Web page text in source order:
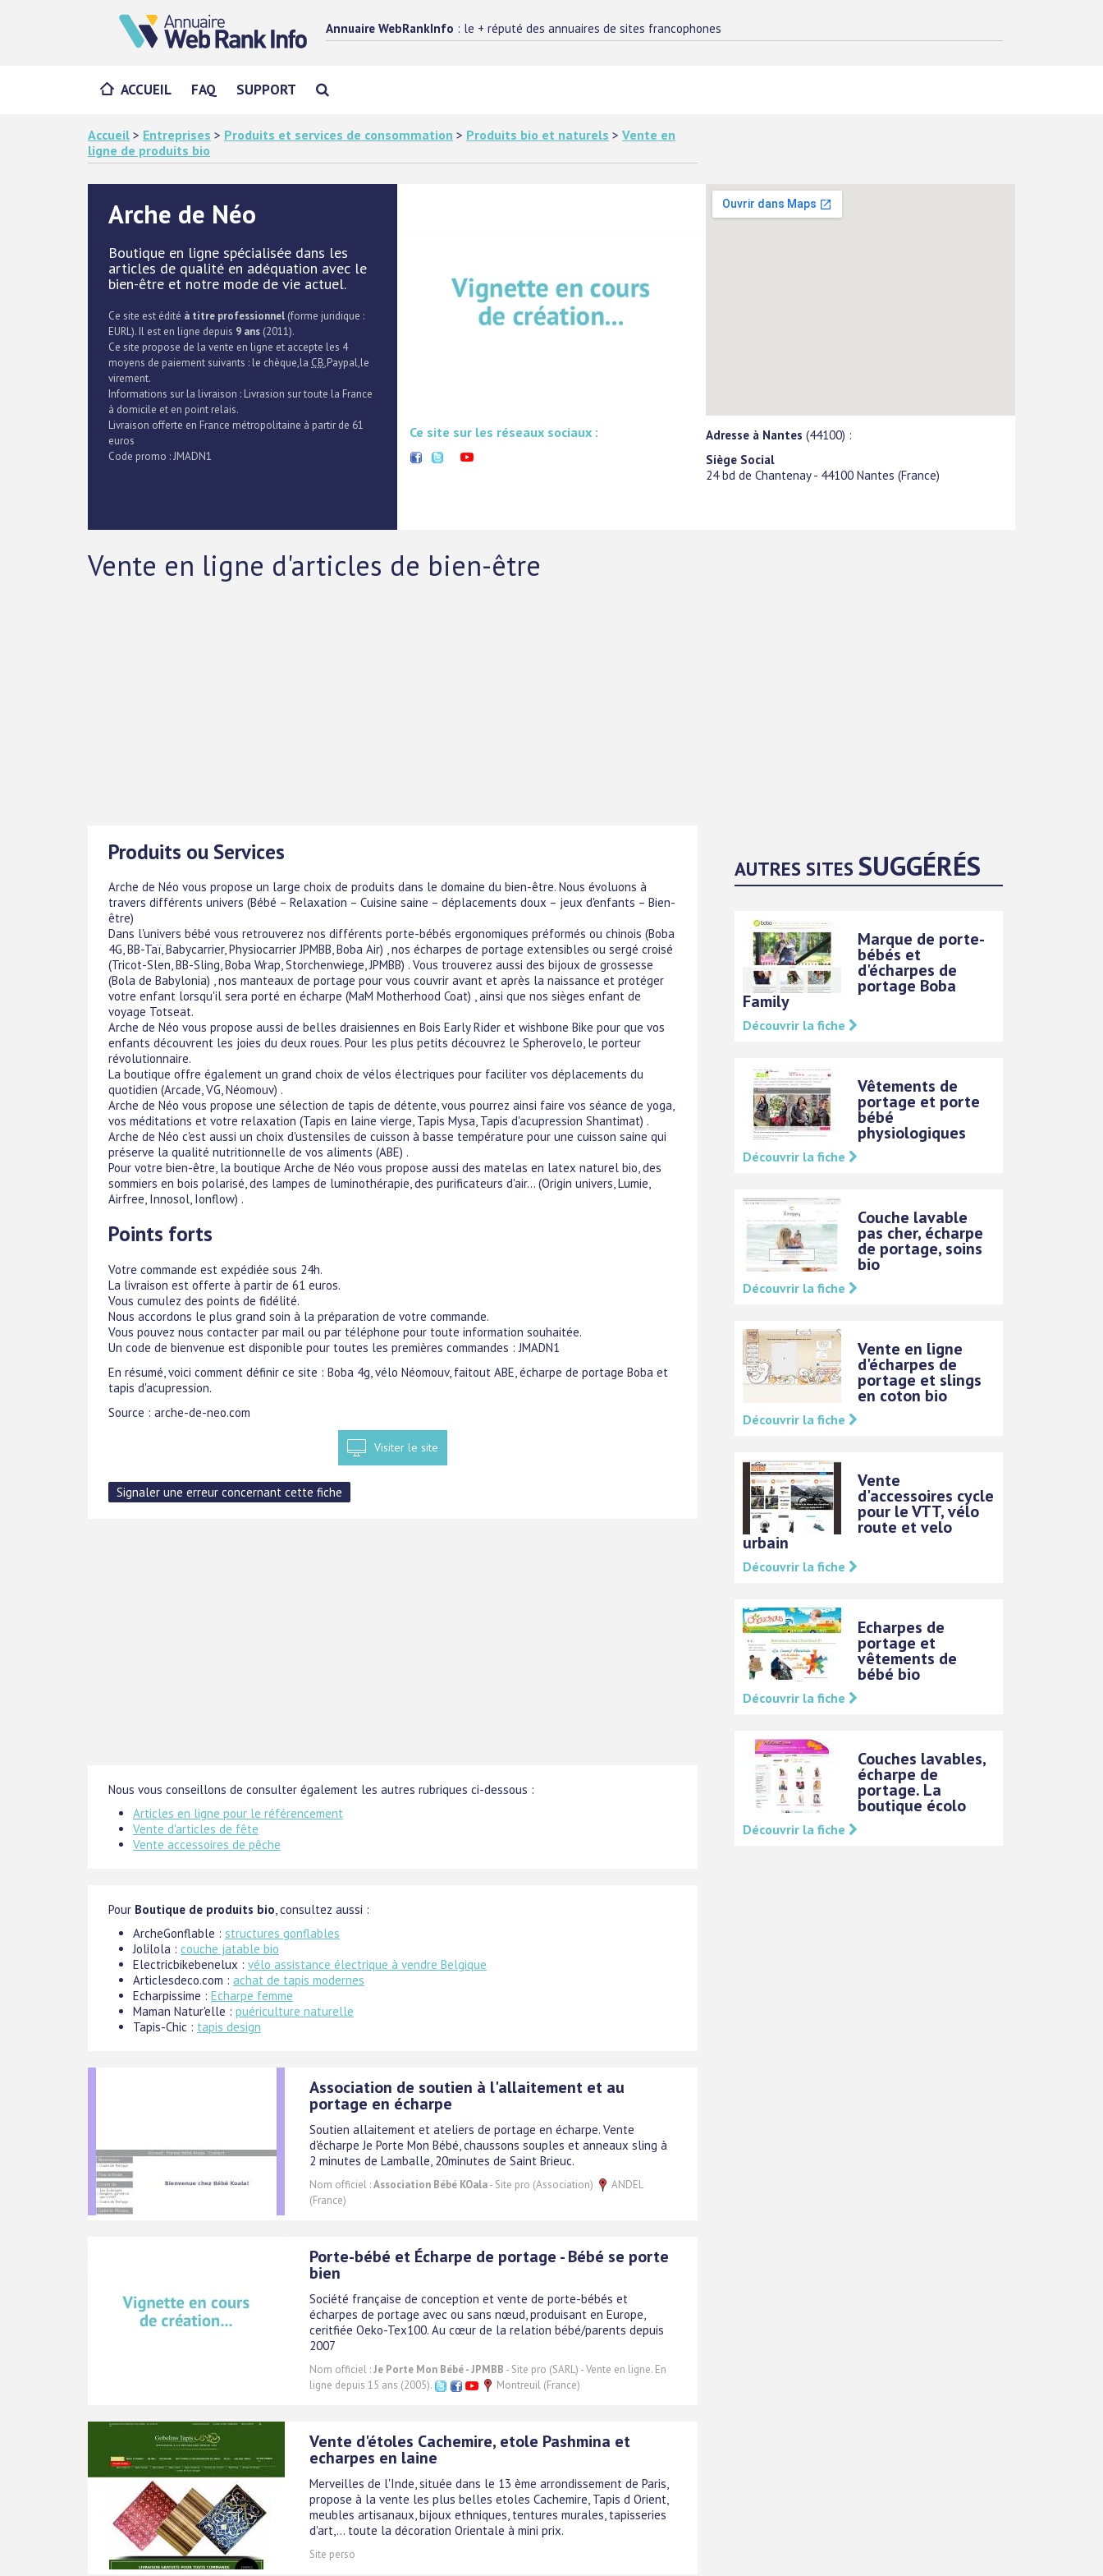
Annuaire WebRankInfo : le + réputé des annuaires de sites francophones
ACCUEIL FAQ SUPPORT
Accueil > Entreprises > Produits et services de consommation > Produits bio et naturels > Vente en
ligne de produits bio
Arche de Néo
Boutique en ligne spécialisée dans les
articles de qualité en adéquation avec le
bien-être et notre mode de vie actuel.
Ce site est édité à titre professionnel (forme juridique :
EURL). Il est en ligne depuis 9 ans (2011).
Ce site propose de la vente en ligne et accepte les 4
moyens de paiement suivants : le chèque,la CB,Paypal,le
virement.
Informations sur la livraison : Livrasion sur toute la France
à domicile et en point relais.
Livraison offerte en France métropolitaine à partir de 61
euros
Code promo : JMADN1
Ce site sur les réseaux sociaux : Adresse à Nantes (44100) :
Siège Social
24 bd de Chantenay- 44100 Nantes (France)
Vente en ligne d'articles de bien-être
Produits ou Services
Arche de Néo vous propose un large choix de produits dans le domaine du bien-être. Nous évoluons à
travers différents univers (Bébé – Relaxation – Cuisine saine – déplacements doux – jeux d'enfants – Bien-
être)
Dans l'univers bébé vous retrouverez nos différents porte-bébés ergonomiques préformés ou chinois (Boba
4G, BB-Taï, Babycarrier, Physiocarrier JPMBB, Boba Air) , nos écharpes de portage extensibles ou sergé croisé
(Tricot-Slen, BB-Sling, Boba Wrap, Storchenwiege, JPMBB) . Vous trouverez aussi des bijoux de grossesse
(Bola de Babylonia) , nos manteaux de portage pour vous couvrir avant et après la naissance et protéger
votre enfant lorsqu'il sera porté en écharpe (MaM Motherhood Coat) , ainsi que nos sièges enfant de
voyage Totseat.
Arche de Néo vous propose aussi de belles draisiennes en Bois Early Rider et wishbone Bike pour que vos
enfants découvrent les joies du deux roues. Pour les plus petits découvrez le Spherovelo, le porteur
révolutionnaire.
La boutique offre également un grand choix de vélos électriques pour faciliter vos déplacements du
quotidien (Arcade, VG, Néomouv) .
Arche de Néo vous propose une sélection de tapis de détente, vous pourrez ainsi faire vos séance de yoga,
vos méditations et votre relaxation (Tapis en laine vierge, Tapis Mysa, Tapis d'acupression Shantimat) .
Arche de Néo c'est aussi un choix d'ustensiles de cuisson à basse température pour une cuisson saine qui
préserve la qualité nutritionnelle de vos aliments (ABE) .
Pour votre bien-être, la boutique Arche de Néo vous propose aussi des matelas en latex naturel bio, des
sommiers en bois polarisé, des lampes de luminothérapie, des purificateurs d'air... (Origin univers, Lumie,
Airfree, Innosol, Ionflow) .
Points forts
Votre commande est expédiée sous 24h.
La livraison est offerte à partir de 61 euros.
Vous cumulez des points de fidélité.
Nous accordons le plus grand soin à la préparation de votre commande.
Vous pouvez nous contacter par mail ou par téléphone pour toute information souhaitée.
Un code de bienvenue est disponible pour toutes les premières commandes : JMADN1
En résumé, voici comment définir ce site : Boba 4g, vélo Néomouv, faitout ABE, écharpe de portage Boba et
tapis d'acupression.
Source : arche-de-neo.com
Visiter le site
Nous vous conseillons de consulter également les autres rubriques ci-dessous :
Articles en ligne pour le référencement
Vente d'articles de fête
Vente accessoires de pêche
Pour Boutique de produits bio , consultez aussi :
ArcheGonflable : structures gonflables
Jolilola : couche jatable bio
Electricbikebenelux : vélo assistance électrique à vendre Belgique
Articlesdeco.com : achat de tapis modernes
Echarpissime : Echarpe femme
Maman Natur'elle : puériculture naturelle
Tapis-Chic : tapis design
Association de soutien à l'allaitement et au
portage en écharpe
Soutien allaitement et ateliers de portage en écharpe. Vente
d'écharpe Je Porte Mon Bébé, chaussons souples et anneaux sling à
2 minutes de Lamballe, 20minutes de Saint Brieuc.
Nom officiel :Association Bébé KOala- Site pro (Association)
ANDEL
(France)
Porte-bébé et Écharpe de portage - Bébé se porte
bien
Société française de conception et vente de porte-bébés et
écharpes de portage avec ou sans nœud, produisant en Europe,
ceritfiée Oeko-Tex100. Au cœur de la relation bébé/parents depuis
2007
Nom officiel :Je Porte Mon Bébé - JPMBB - Site pro (SARL) - Vente en ligne. En
ligne depuis 15 ans (2005).
Montreuil (France)
Vente d'étoles Cachemire, etole Pashmina et
echarpes en laine
Merveilles de l'Inde, située dans le 13 ème arrondissement de Paris,
propose à la vente les plus belles etoles Cachemire, Tapis d Orient,
meubles artisanaux, bijoux ethniques, tentures murales, tapisseries
d'art,... toute la décoration Orientale à mini prix.
Site perso
AUTRES SITESSUGGÉRÉS
Marque de porte-
bébés et
d'écharpes de
portage Boba
Family
Découvrir la fiche
Vêtements de
portage et porte
bébé
physiologiques
Découvrir la fiche
Couche lavable
pas cher, écharpe
de portage, soins
bio
Découvrir la fiche
Vente en ligne
d'écharpes de
portage et slings
en coton bio
Découvrir la fiche
Vente
d'accessoires cycle
pour le VTT, vélo
route et velo
urbain
Découvrir la fiche
Echarpes de
portage et
vêtements de
bébé bio
Découvrir la fiche
Couches lavables,
écharpe de
portage. La
boutique écolo
Découvrir la fiche